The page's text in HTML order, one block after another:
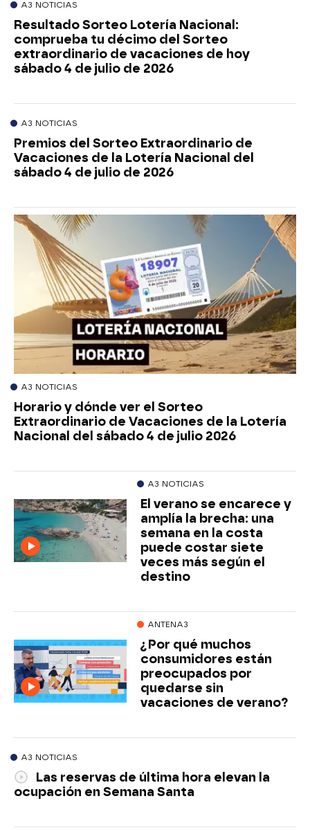
A3 NOTICIAS
Resultado Sorteo Lotería Nacional:
comprueba tu décimo del Sorteo
extraordinario de vacaciones de hoy
sábado 4 de julio de 2026
A3 NOTICIAS
Premios del Sorteo Extraordinario de
Vacaciones de la Lotería Nacional del
sábado 4 de julio de 2026
A3 NOTICIAS
Horario y dónde ver el Sorteo
Extraordinario de Vacaciones de la Lotería
Nacional del sábado 4 de julio 2026
A3 NOTICIAS
El verano se encarece y
amplía la brecha: una
semana en la costa
puede costar siete
veces más según el
destino
ANTENA3
¿Por qué muchos
consumidores están
preocupados por
quedarse sin
vacaciones de verano?
A3 NOTICIAS
Las reservas de última hora elevan la
ocupación en Semana Santa